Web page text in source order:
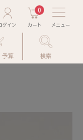
0
予算 検索